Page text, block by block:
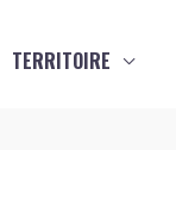
TERRITOIRE